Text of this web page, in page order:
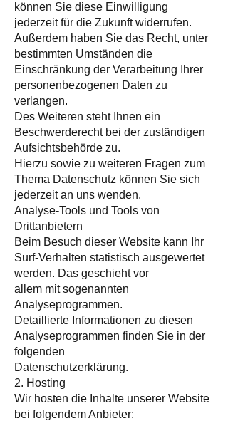
können Sie diese Einwilligung
jederzeit für die Zukunft widerrufen.
Außerdem haben Sie das Recht, unter
bestimmten Umständen die
Einschränkung der Verarbeitung Ihrer
personenbezogenen Daten zu
verlangen.
Des Weiteren steht Ihnen ein
Beschwerderecht bei der zuständigen
Aufsichtsbehörde zu.
Hierzu sowie zu weiteren Fragen zum
Thema Datenschutz können Sie sich
jederzeit an uns wenden.
Analyse-Tools und Tools von
Drittanbietern
Beim Besuch dieser Website kann Ihr
Surf-Verhalten statistisch ausgewertet
werden. Das geschieht vor
allem mit sogenannten
Analyseprogrammen.
Detaillierte Informationen zu diesen
Analyseprogrammen finden Sie in der
folgenden
Datenschutzerklärung.
2. Hosting
Wir hosten die Inhalte unserer Website
bei folgendem Anbieter: